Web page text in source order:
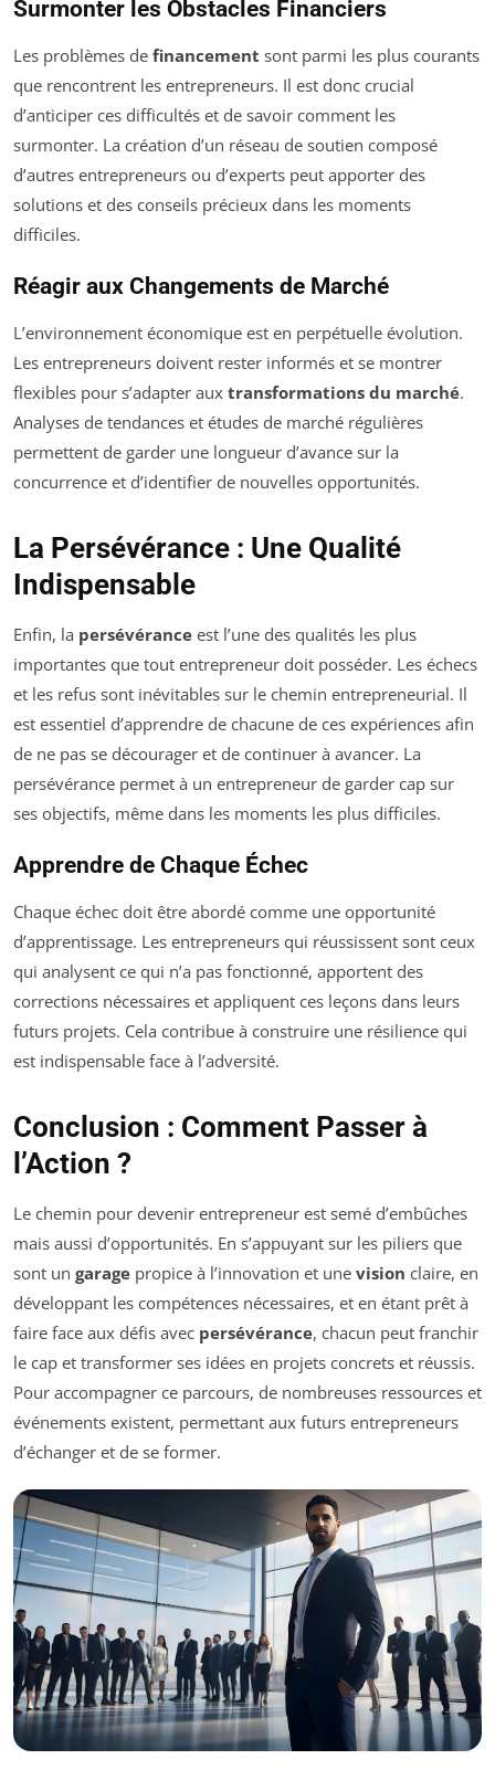
Surmonter les Obstacles Financiers
Les problèmes de financement sont parmi les plus courants
que rencontrent les entrepreneurs. Il est donc crucial
d’anticiper ces difficultés et de savoir comment les
surmonter. La création d’un réseau de soutien composé
d’autres entrepreneurs ou d’experts peut apporter des
solutions et des conseils précieux dans les moments
difficiles.
Réagir aux Changements de Marché
L’environnement économique est en perpétuelle évolution.
Les entrepreneurs doivent rester informés et se montrer
flexibles pour s’adapter aux transformations du marché.
Analyses de tendances et études de marché régulières
permettent de garder une longueur d’avance sur la
concurrence et d’identifier de nouvelles opportunités.
La Persévérance : Une Qualité
Indispensable
Enfin, la persévérance est l’une des qualités les plus
importantes que tout entrepreneur doit posséder. Les échecs
et les refus sont inévitables sur le chemin entrepreneurial. Il
est essentiel d’apprendre de chacune de ces expériences afin
de ne pas se décourager et de continuer à avancer. La
persévérance permet à un entrepreneur de garder cap sur
ses objectifs, même dans les moments les plus difficiles.
Apprendre de Chaque Échec
Chaque échec doit être abordé comme une opportunité
d’apprentissage. Les entrepreneurs qui réussissent sont ceux
qui analysent ce qui n’a pas fonctionné, apportent des
corrections nécessaires et appliquent ces leçons dans leurs
futurs projets. Cela contribue à construire une résilience qui
est indispensable face à l’adversité.
Conclusion : Comment Passer à
l’Action ?
Le chemin pour devenir entrepreneur est semé d’embûches
mais aussi d’opportunités. En s’appuyant sur les piliers que
sont un garage propice à l’innovation et une vision claire, en
développant les compétences nécessaires, et en étant prêt à
faire face aux défis avec persévérance, chacun peut franchir
le cap et transformer ses idées en projets concrets et réussis.
Pour accompagner ce parcours, de nombreuses ressources et
événements existent, permettant aux futurs entrepreneurs
d’échanger et de se former.